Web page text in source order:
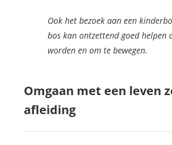
Ook het bezoek aan een
bos kan ontzettend goed helpen
worden en om te bewegen.
Omgaan met een leven
afleiding